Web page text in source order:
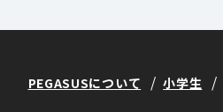
PEGASUSについて 小学生